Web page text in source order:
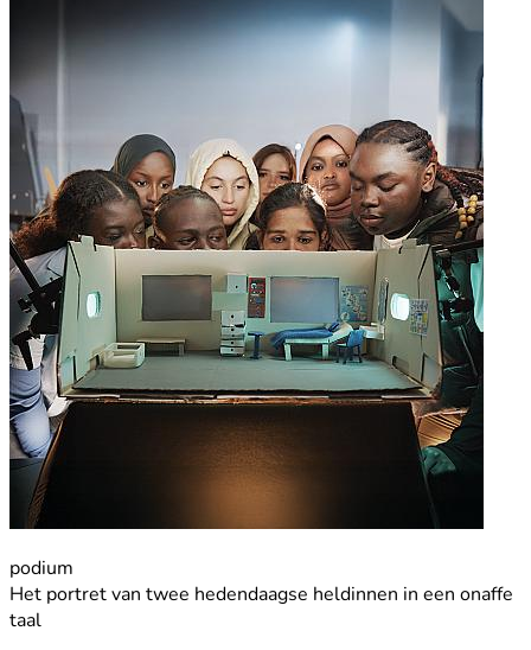
podium
Het portret van twee hedendaagse heldinnen in een onaffe
taal